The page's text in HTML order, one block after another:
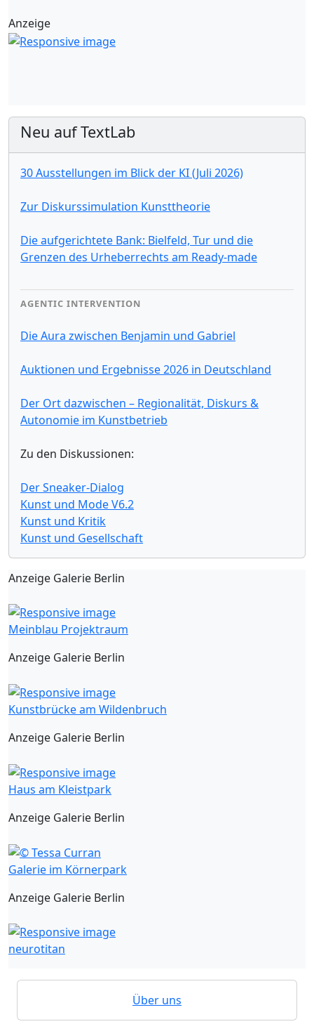
Anzeige
Neu auf TextLab
30 Ausstellungen im Blick der KI (Juli 2026)
Zur Diskurssimulation Kunsttheorie
Die aufgerichtete Bank: Bielfeld, Tur und die
Grenzen des Urheberrechts am Ready-made
AGENTIC INTERVENTION
Die Aura zwischen Benjamin und Gabriel
Auktionen und Ergebnisse 2026 in Deutschland
Der Ort dazwischen – Regionalität, Diskurs &
Autonomie im Kunstbetrieb
Zu den Diskussionen:
Der Sneaker-Dialog
Kunst und Mode V6.2
Kunst und Kritik
Kunst und Gesellschaft
Anzeige Galerie Berlin
Meinblau Projektraum
Anzeige Galerie Berlin
Kunstbrücke am Wildenbruch
Anzeige Galerie Berlin
Haus am Kleistpark
Anzeige Galerie Berlin
Galerie im Körnerpark
Anzeige Galerie Berlin
neurotitan
Über uns